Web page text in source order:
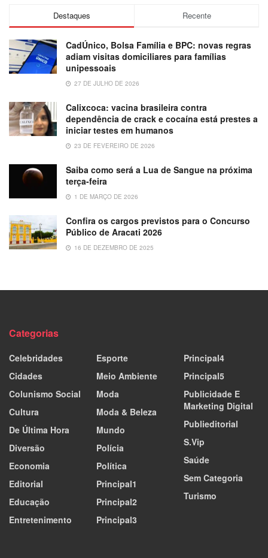
Destaques Recente
CadÚnico, Bolsa Família e BPC: novas regras
adiam visitas domiciliares para famílias
unipessoais
27 DE JULHO DE 2026
Calixcoca: vacina brasileira contra
dependência de crack e cocaína está prestes a
iniciar testes em humanos
23 DE FEVEREIRO DE 2026
Saiba como será a Lua de Sangue na próxima
terça-feira
1 DE MARÇO DE 2026
Confira os cargos previstos para o Concurso
Público de Aracati 2026
16 DE DEZEMBRO DE 2025
Categorias
Celebridades
Cidades
Colunismo Social
Cultura
De Última Hora
Diversão
Economia
Editorial
Educação
Entretenimento
Esporte
Meio Ambiente
Moda
Moda & Beleza
Mundo
Polícia
Política
Principal1
Principal2
Principal3
Principal4
Principal5
Publicidade E
Marketing Digital
Publieditorial
S.Vip
Saúde
Sem Categoria
Turismo